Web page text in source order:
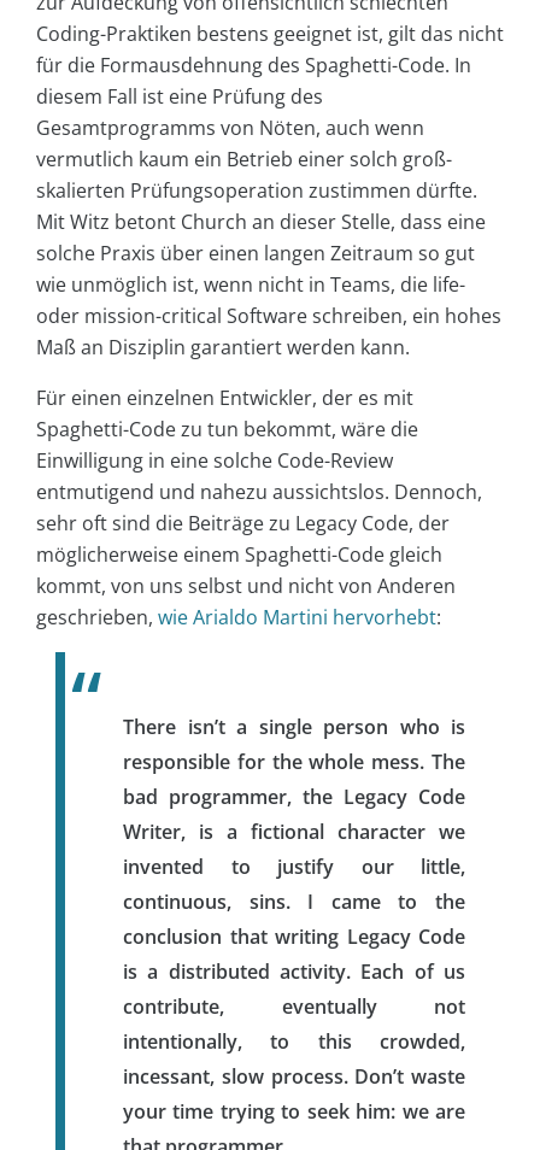
Coding-Praktiken bestens geeignet ist, gilt das nicht
für die Formausdehnung des Spaghetti-Code. In
diesem Fall ist eine Prüfung des
Gesamtprogramms von Nöten, auch wenn
vermutlich kaum ein Betrieb einer solch groß-
skalierten Prüfungsoperation zustimmen dürfte.
Mit Witz betont Church an dieser Stelle, dass eine
solche Praxis über einen langen Zeitraum so gut
wie unmöglich ist, wenn nicht in Teams, die life-
oder mission-critical Software schreiben, ein hohes
Maß an Disziplin garantiert werden kann.
Für einen einzelnen Entwickler, der es mit
Spaghetti-Code zu tun bekommt, wäre die
Einwilligung in eine solche Code-Review
entmutigend und nahezu aussichtslos. Dennoch,
sehr oft sind die Beiträge zu Legacy Code, der
möglicherweise einem Spaghetti-Code gleich
kommt, von uns selbst und nicht von Anderen
geschrieben, wie Arialdo Martini hervorhebt:
There isn’t a single person who is
responsible for the whole mess. The
bad programmer, the Legacy Code
Writer, is a fictional character we
invented to justify our little,
continuous, sins. I came to the
conclusion that writing Legacy Code
is a distributed activity. Each of us
contribute, eventually not
intentionally, to this crowded,
incessant, slow process. Don’t waste
your time trying to seek him: we are